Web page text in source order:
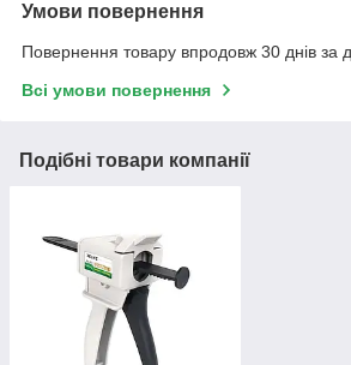
Умови повернення
Повернення товару впродовж 30 днів за
Всі умови повернення
Подібні товари компанії